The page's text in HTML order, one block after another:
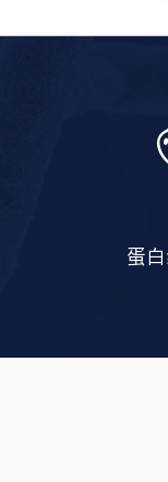
蛋